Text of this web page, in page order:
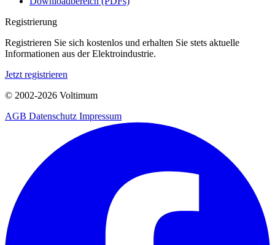
Registrierung
Registrieren Sie sich kostenlos und erhalten Sie stets aktuelle
Informationen aus der Elektroindustrie.
Jetzt registrieren
© 2002-2026 Voltimum
AGB Datenschutz Impressum